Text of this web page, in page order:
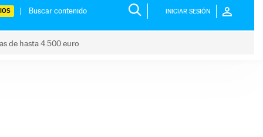
INICIAR SESIÓN
de hasta 4.500 euro